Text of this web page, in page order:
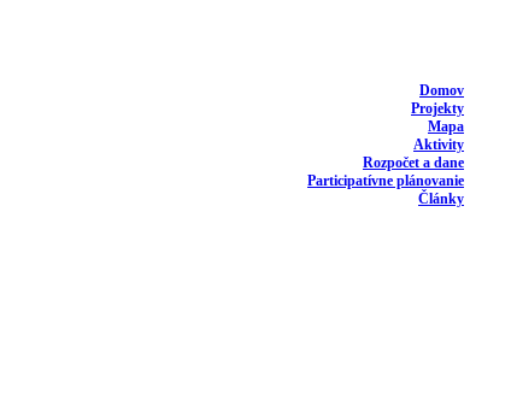
Domov
Projekty
Mapa
Aktivity
Rozpočet a dane
Participatívne plánovanie
Články